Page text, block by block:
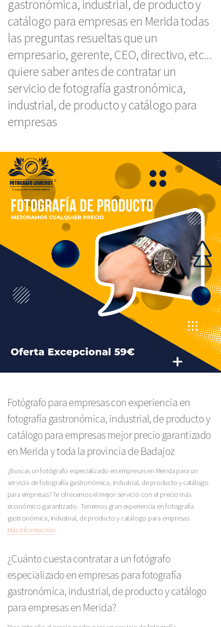
gastronómica, industrial, de producto y
catálogo para empresas en Merida todas
las preguntas resueltas que un
empresario, gerente, CEO, directivo, etc...
quiere saber antes de contratar un
servicio de fotografía gastronómica,
industrial, de producto y catálogo para
empresas
Fotógrafo para empresas con experiencia en
fotografía gastronómica, industrial, de producto y
catálogo para empresas mejor precio garantizado
en Merida y toda la provincia de Badajoz
¿Buscas un fotógrafo especializado en empresas en Merida para un
servicio de fotografía gastronómica, industrial, de producto y catálogo
para empresas? Te ofrecemos el mejor servicio con el precio más
económico garantizado. Tenemos gran experiencia en fotografía
gastronómica, industrial, de producto y catálogo para empresas
Más Información
¿Cuánto cuesta contratar a un fotógrafo
especializado en empresas para fotografía
gastronómica, industrial, de producto y catálogo
para empresas en Merida?